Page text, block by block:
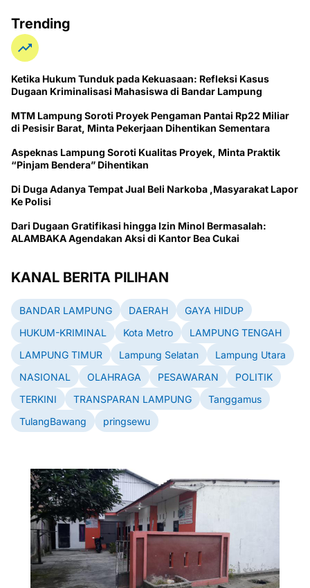
Trending
Ketika Hukum Tunduk pada Kekuasaan: Refleksi Kasus
Dugaan Kriminalisasi Mahasiswa di Bandar Lampung
MTM Lampung Soroti Proyek Pengaman Pantai Rp22 Miliar
di Pesisir Barat, Minta Pekerjaan Dihentikan Sementara
Aspeknas Lampung Soroti Kualitas Proyek, Minta Praktik
“Pinjam Bendera” Dihentikan
Di Duga Adanya Tempat Jual Beli Narkoba ,Masyarakat Lapor
Ke Polisi
Dari Dugaan Gratifikasi hingga Izin Minol Bermasalah:
ALAMBAKA Agendakan Aksi di Kantor Bea Cukai
KANAL BERITA PILIHAN
BANDAR LAMPUNG DAERAH
GAYA HIDUP
HUKUM-KRIMINAL
Kota Metro
LAMPUNG TENGAH
LAMPUNG TIMUR
Lampung Selatan
Lampung Utara
NASIONAL
OLAHRAGA PESAWARAN
POLITIK
TERKINI
TRANSPARAN LAMPUNG
Tanggamus
TulangBawang
pringsewu